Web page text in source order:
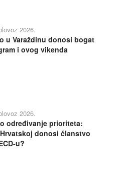
2026.
u Varaždinu donosi bogat
i ovog vikenda
2026.
određivanje prioriteta:
donosi članstvo
u?